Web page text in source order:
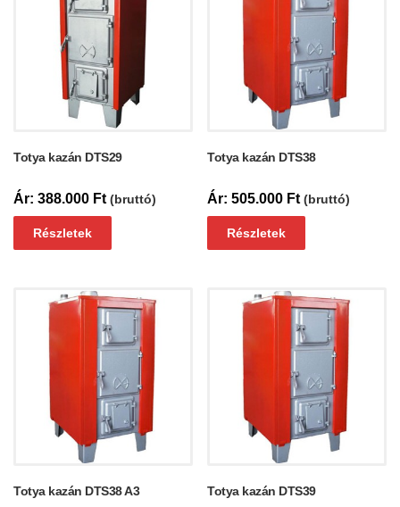
Totya kazán DTS29
388.000 Ft (bruttó)
Részletek
Totya kazán DTS38
505.000 Ft (bruttó)
Részletek
Totya kazán DTS38 A3 Totya kazán DTS39